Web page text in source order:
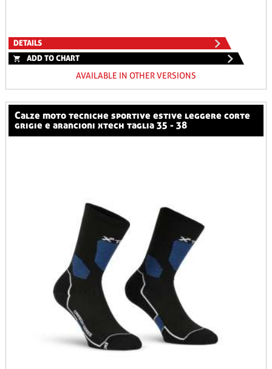
DETAILS
ADD TO CHART
AVAILABLE IN OTHER VERSIONS
calze moto tecniche sportive estive leggere corte
grigie e arancioni xtech taglia 35 - 38